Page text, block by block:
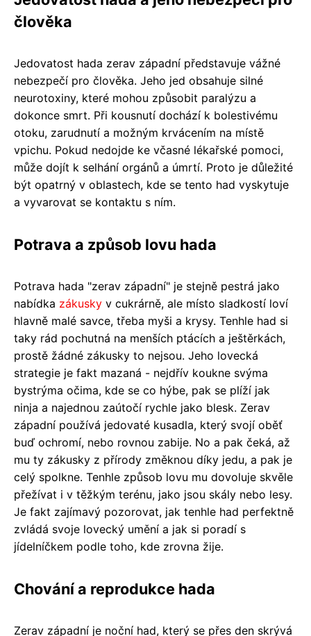
člověka
Jedovatost hada zerav západní představuje vážné
nebezpečí pro člověka. Jeho jed obsahuje silné
neurotoxiny, které mohou způsobit paralýzu a
dokonce smrt. Při kousnutí dochází k bolestivému
otoku, zarudnutí a možným krvácením na místě
vpichu. Pokud nedojde ke včasné lékařské pomoci,
může dojít k selhání orgánů a úmrtí. Proto je důležité
být opatrný v oblastech, kde se tento had vyskytuje
a vyvarovat se kontaktu s ním.
Potrava a způsob lovu hada
Potrava hada "zerav západní" je stejně pestrá jako
nabídka zákusky v cukrárně, ale místo sladkostí loví
hlavně malé savce, třeba myši a krysy. Tenhle had si
taky rád pochutná na menších ptácích a ještěrkách,
prostě žádné zákusky to nejsou. Jeho lovecká
strategie je fakt mazaná - nejdřív koukne svýma
bystrýma očima, kde se co hýbe, pak se plíží jak
ninja a najednou zaútočí rychle jako blesk. Zerav
západní používá jedovaté kusadla, který svojí oběť
buď ochromí, nebo rovnou zabije. No a pak čeká, až
mu ty zákusky z přírody změknou díky jedu, a pak je
celý spolkne. Tenhle způsob lovu mu dovoluje skvěle
přežívat i v těžkým terénu, jako jsou skály nebo lesy.
Je fakt zajímavý pozorovat, jak tenhle had perfektně
zvládá svoje lovecký umění a jak si poradí s
jídelníčkem podle toho, kde zrovna žije.
Chování a reprodukce hada
Zerav západní je noční had, který se přes den skrývá